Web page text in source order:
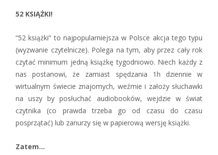
52 KSIĄŻKI!
“52 książki” to najpopularniejsza w Polsce akcja tego typu
(wyzwanie czytelnicze). Polega na tym, aby przez cały rok
czytać minimum jedną książkę tygodniowo. Niech każdy z
nas postanowi, że zamiast spędzania 1h dziennie w
wirtualnym świecie znajomych, weźmie i założy słuchawki
na uszy by posłuchać audiobooków, wejdzie w świat
czytnika (co prawda trzeba go od czasu do czasu
posprzątać) lub zanurzy się w papierową wersję książki.
Zatem…